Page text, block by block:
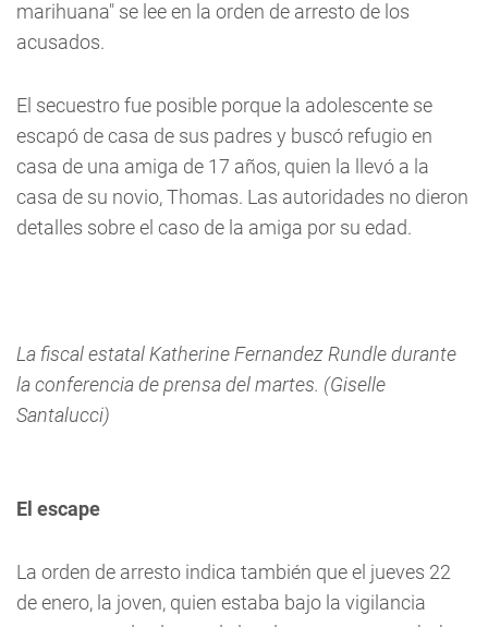
marihuana" se lee en la orden de arresto de los
acusados.
El secuestro fue posible porque la adolescente se
escapó de casa de sus padres y buscó refugio en
casa de una amiga de 17 años, quien la llevó a la
casa de su novio, Thomas. Las autoridades no dieron
detalles sobre el caso de la amiga por su edad.
La fiscal estatal Katherine Fernandez Rundle durante
la conferencia de prensa del martes. (Giselle
Santalucci)
El escape
La orden de arresto indica también que el jueves 22
de enero, la joven, quien estaba bajo la vigilancia